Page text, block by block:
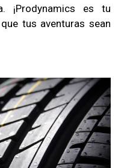
¡Prodynamics es tu
tus aventuras sean